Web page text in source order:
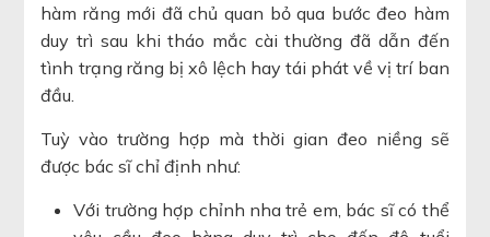
hàm răng mới đã chủ quan bỏ qua bước đeo hàm
duy trì sau khi tháo mắc cài thường đã dẫn đến
tình trạng răng bị xô lệch hay tái phát về vị trí ban
đầu.
Tuỳ vào trường hợp mà thời gian đeo niềng sẽ
được bác sĩ chỉ định như:
Với trường hợp chỉnh nha trẻ em, bác sĩ có thể